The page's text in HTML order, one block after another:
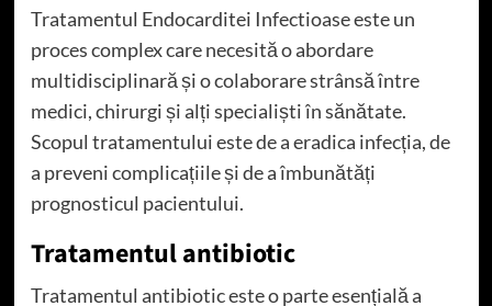
Tratamentul Endocarditei Infectioase este un
proces complex care necesită o abordare
multidisciplinară și o colaborare strânsă între
medici, chirurgi și alți specialiști în sănătate.
Scopul tratamentului este de a eradica infecția, de
a preveni complicațiile și de a îmbunătăți
prognosticul pacientului.
Tratamentul antibiotic
Tratamentul antibiotic este o parte esențială a